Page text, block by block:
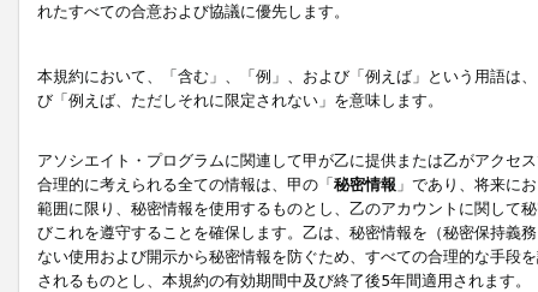
れたすべての合意および協議に優先します。
本規約において、「含む」、「例」、および「例えば」という用語は
び「例えば、ただしそれに限定されない」を意味します。
アソシエイト・プログラムに関連して甲が乙に提供または乙がアクセ
合理的に考えられる全ての情報は、甲の「秘密情報 」であり、将来に
範囲に限り、秘密情報を使用するものとし、乙のアカウントに関して
びこれを遵守することを確保します。乙は、秘密情報を（秘密保持義
ない使用および開示から秘密情報を防ぐため、すべての合理的な手段
されるものとし、本規約の有効期間中及び終了後5年間適用されます。